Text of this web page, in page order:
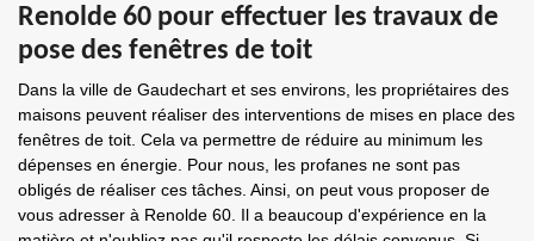
Renolde 60 pour effectuer les travaux de
pose des fenêtres de toit
Dans la ville de Gaudechart et ses environs, les propriétaires des
maisons peuvent réaliser des interventions de mises en place des
fenêtres de toit. Cela va permettre de réduire au minimum les
dépenses en énergie. Pour nous, les profanes ne sont pas
obligés de réaliser ces tâches. Ainsi, on peut vous proposer de
vous adresser à Renolde 60. Il a beaucoup d'expérience en la